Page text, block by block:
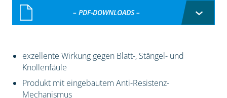
– PDF-DOWNLOADS –
exzellente Wirkung gegen Blatt-, Stängel- und
Knollenfäule
Produkt mit eingebautem Anti-Resistenz-
Mechanismus